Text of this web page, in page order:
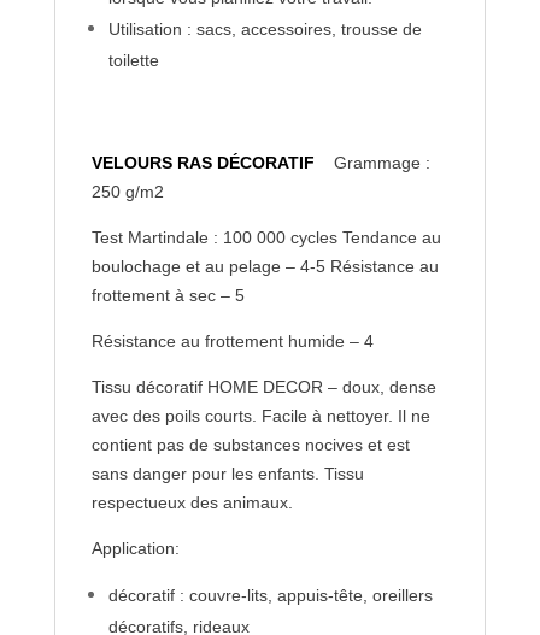
Utilisation : sacs, accessoires, trousse de
toilette
VELOURS RAS DÉCORATIF Grammage :
250 g/m2
Test Martindale : 100 000 cycles Tendance au
boulochage et au pelage – 4-5 Résistance au
frottement à sec – 5
Résistance au frottement humide – 4
Tissu décoratif HOME DECOR – doux, dense
avec des poils courts. Facile à nettoyer. Il ne
contient pas de substances nocives et est
sans danger pour les enfants. Tissu
respectueux des animaux.
Application:
décoratif : couvre-lits, appuis-tête, oreillers
décoratifs, rideaux